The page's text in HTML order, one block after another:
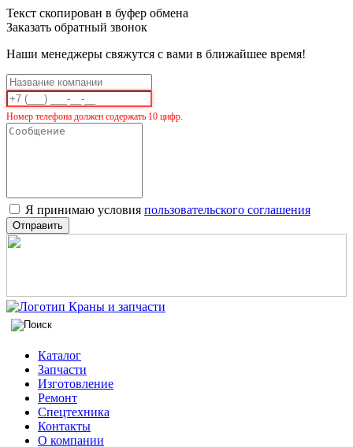
Текст скопирован в буфер обмена
Заказать обратный звонок
Наши менеджеры свяжутся с вами в ближайшее время!
Номер телефона должен содержать 10 цифр.
Я принимаю условия пользовательского соглашения
Отправить
Каталог
Запчасти
Изготовление
Ремонт
Спецтехника
Контакты
О компании